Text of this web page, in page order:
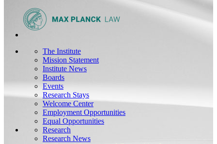
The Institute
Mission Statement
Institute News
Boards
Events
Research Stays
Welcome Center
Employment Opportunities
Equal Opportunities
Research
Research News